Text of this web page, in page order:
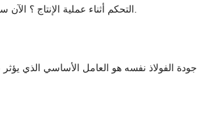
جودة الفولاذ نفسه هو العامل الأساسي الذي